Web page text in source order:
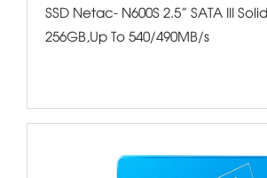
SSD Netac- N600S 2.5” SATA III
256GB,Up To 540/490MB/s